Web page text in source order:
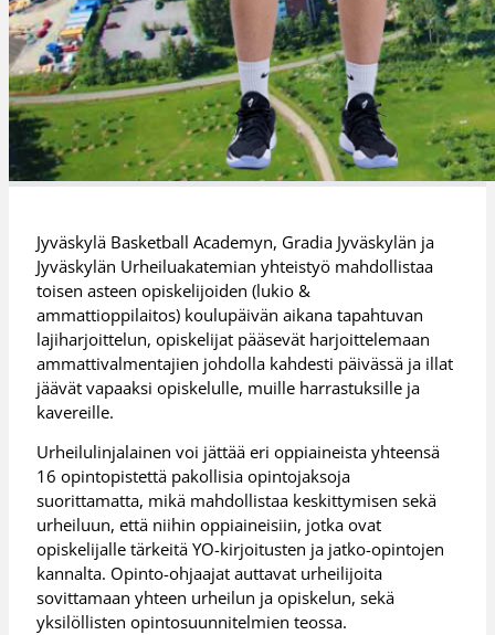
Jyväskylä Basketball Academyn, Gradia Jyväskylän ja
Jyväskylän Urheiluakatemian yhteistyö mahdollistaa
toisen asteen opiskelijoiden (lukio &
ammattioppilaitos) koulupäivän aikana tapahtuvan
lajiharjoittelun, opiskelijat pääsevät harjoittelemaan
ammattivalmentajien johdolla kahdesti päivässä ja illat
jäävät vapaaksi opiskelulle, muille harrastuksille ja
kavereille.
Urheilulinjalainen voi jättää eri oppiaineista yhteensä
16 opintopistettä pakollisia opintojaksoja
suorittamatta, mikä mahdollistaa keskittymisen sekä
urheiluun, että niihin oppiaineisiin, jotka ovat
opiskelijalle tärkeitä YO-kirjoitusten ja jatko-opintojen
kannalta. Opinto-ohjaajat auttavat urheilijoita
sovittamaan yhteen urheilun ja opiskelun, sekä
yksilöllisten opintosuunnitelmien teossa.